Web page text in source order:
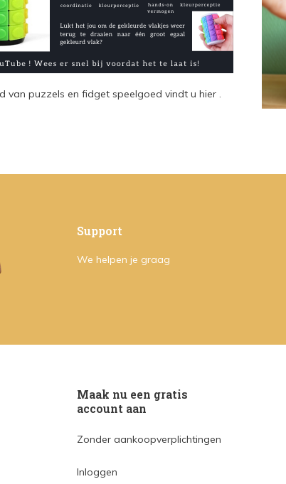
van puzzels en fidget speelgoed vindt u hier .
Support
We helpen je graag
Maak nu een gratis
account aan
Zonder aankoopverplichtingen
Inloggen